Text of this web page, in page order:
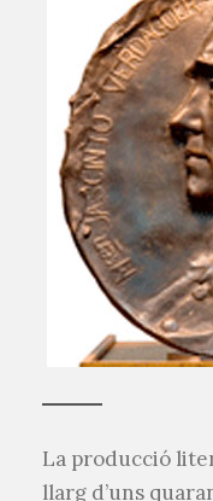
La producció
llarg d’uns